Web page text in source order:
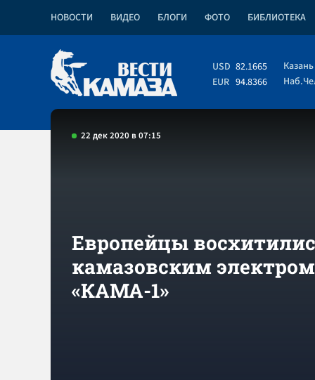
НОВОСТИ ВИДЕО БЛОГИ ФОТО БИБЛИОТЕКА
USD 82.1665
EUR 94.8366
Казань
22 дек 2020 в 07:15
Европейцы
камазовским
«КАМА-1»